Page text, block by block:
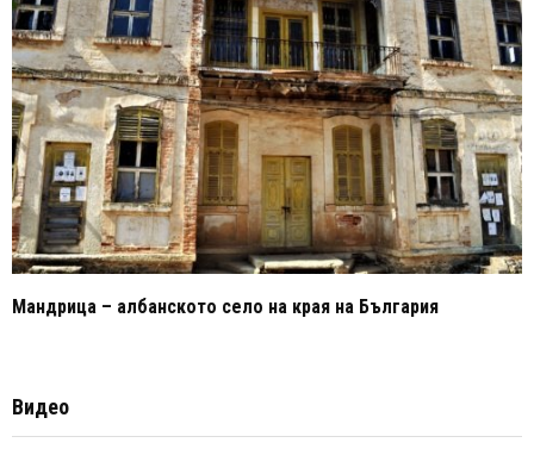
Мандрица – албанското село на края на България
Видео